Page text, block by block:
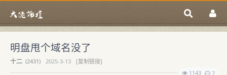
明盘甩个域名没了
十二 (2431) 2025-3-13
[复制链接]
1143
7